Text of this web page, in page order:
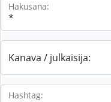
Hakusana:
Kanava / julkaisija:
Hashtag: